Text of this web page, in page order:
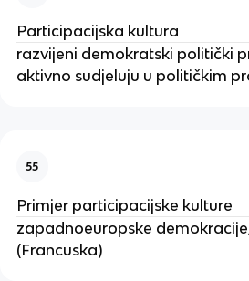
Participacijska kultura
razvijeni demokratski politički
aktivno sudjeluju u političkim
55
Primjer participacijske kulture
zapadnoeuropske
(Francuska)